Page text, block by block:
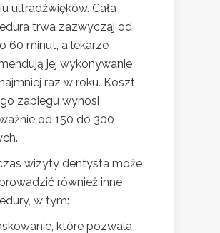
ultradźwięków. Cała
trwa zazwyczaj od
60 minut, a lekarze
jej wykonywanie
raz w roku. Koszt
zabiegu wynosi
od 150 do 300
wizyty dentysta może
również inne
w tym:
które pozwala